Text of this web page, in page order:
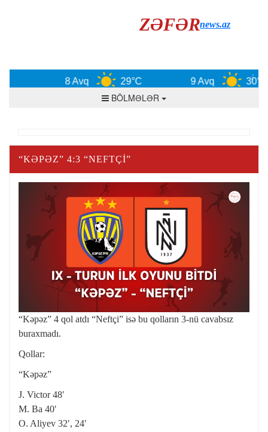
ZƏFƏRnews.az
8 Avq 29°C 9 Avq 30°C
BÖLMƏLƏR
“KƏPƏZ” 4:3 “NEFTÇI”
“Kəpəz” 4 qol atdı “Neftçi” isə bu qolların 3-nü cavabsız
buraxmadı.
Qollar:
“Kəpəz”
J. Victor 48′
M. Ba 40′
O. Aliyev 32′, 24′